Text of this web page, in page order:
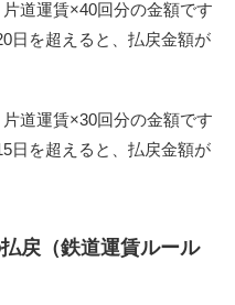
道運賃×40回分の金額です
日を超えると、払戻金額が
道運賃×30回分の金額です
日を超えると、払戻金額が
戻（鉄道運賃ルール